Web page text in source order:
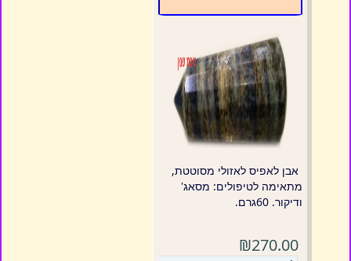
אבן לאפיס לאזולי מסוטטת,
מתאימה לטיפולים: מסאג'
ודיקור. 60גרם.
₪270.00